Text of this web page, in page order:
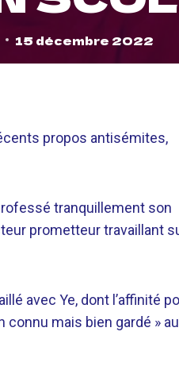
15 décembre 2022
propos antisémites,
tranquillement son
prometteur travaillant
avec Ye, dont l’affinité
mais bien gardé » au